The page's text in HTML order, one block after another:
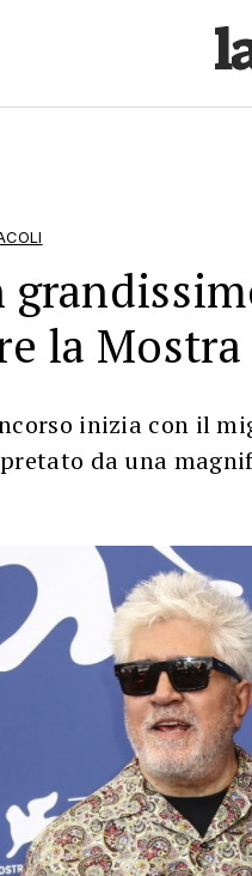
la
inizia con il
da una